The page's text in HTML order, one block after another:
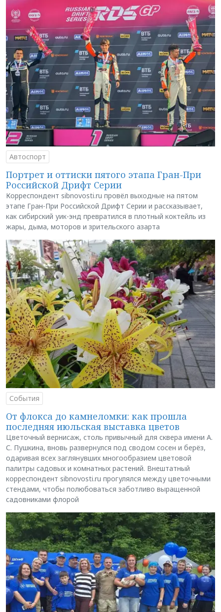
Автоспорт
Портрет и оттиски пятого этапа Гран-При
Российской Дрифт Серии
Корреспондент sibnovosti.ru провёл выходные на пятом
этапе Гран-При Российской Дрифт Серии и рассказывает,
как сибирский уик-энд превратился в плотный коктейль из
жары, дыма, моторов и зрительского азарта
События
От флокса до камнеломки: как прошла
последняя июльская выставка цветов
Цветочный вернисаж, столь привычный для сквера имени А.
С. Пушкина, вновь развернулся под сводом сосен и берёз,
одаривая всех заглянувших многообразием цветовой
палитры садовых и комнатных растений. Внештатный
корреспондент sibnovosti.ru прогулялся между цветочными
стендами, чтобы полюбоваться заботливо выращенной
садовниками флорой